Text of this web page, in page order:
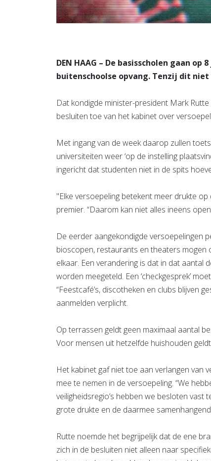
DEN HAAG – De basisscholen gaan op
buitenschoolse opvang. Tenzij dit
Dat kondigde minister-president Mark
besluiten toe van het kabinet over
Met ingang van de week daarop zullen
universiteiten weer ‘op de instelling
ingericht dat studenten niet in de spits
"Elke versoepeling betekent meer drukte
premier. “Daarom kan niet alles ineens
De eerder aangekondigde versoepelingen
bioscopen, restaurants en theaters mogen
elkaar. Een verandering is dat in dat aantal
worden meegeteld. Een ‘checkgesprek’
“Feestcafé’s, discotheken en clubs blijven
aanmelden verplicht.
Op terrassen geldt geen maximaal aantal
Voor mensen uit hetzelfde huishouden
Het kabinet gaf niet toe aan verlangen van
mee te nemen in de versoepeling. “We
veiligheidsregio’s hebben we besloten vast
grote drukte en de daarmee
Rutte noemde het begrijpelijk dat de ene
zich in de besluiten niet alleen naar